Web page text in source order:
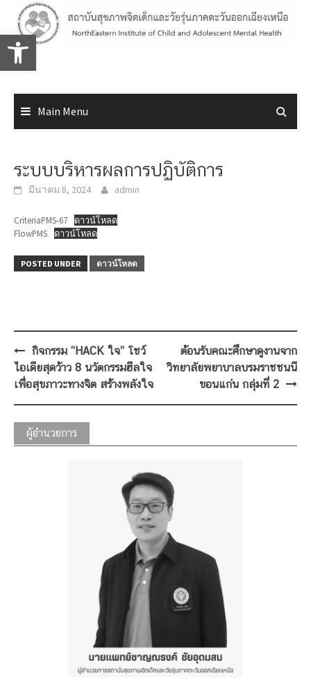
Open toolbar
content
Main Menu
ระบบบริหารผลการปฏิบัติการ
มีนาคม 8, 2024 admin
CriteriaPMS-67
ดาวน์โหลด
FlowPMS
ดาวน์โหลด
POSTED UNDER ดาวน์โหลด
Post
navigation
กิจกรรม “HACK ใจ” โชว์
ไอเดียสุดว้าว 8 นวัตกรรมฮีลใจ
เพื่อสุขภาวะทางจิต สร้างพลังใจ
ต้อนรับคณะศึกษาดูงานจาก
วิทยาลัยพยาบาลบรมราชชนนี
ขอนแก่น กลุ่มที่ 2
ผู้อำนวยการ